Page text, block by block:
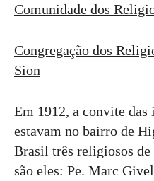
Comunidade dos
Congregação dos
Sion
Em 1912, a convite das
estavam no bairro de
Brasil três religiosos de
são eles: Pe. Marc